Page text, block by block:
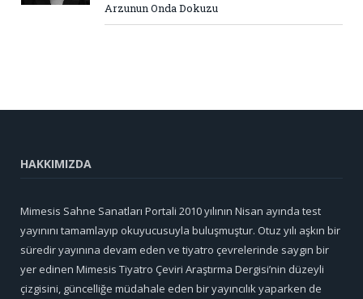
Arzunun Onda Dokuzu
HAKKIMIZDA
Mimesis Sahne Sanatları Portali 2010 yılının Nisan ayında test
yayınını tamamlayıp okuyucusuyla buluşmuştur. Otuz yılı aşkın bir
süredir yayınına devam eden ve tiyatro çevrelerinde saygın bir
yer edinen Mimesis Tiyatro Çeviri Araştırma Dergisi’nin düzeyli
çizgisini, güncelliğe müdahale eden bir yayıncılık yaparken de